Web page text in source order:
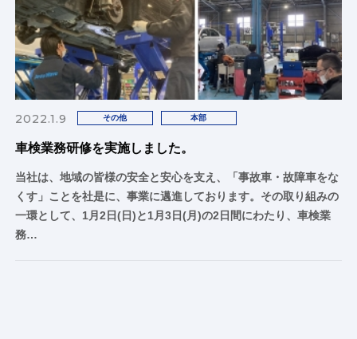
2022.1.9 その他 本部
車検業務研修を実施しました。
当社は、地域の皆様の安全と安心を支え、「事故車・故障車をな
くす」ことを社是に、事業に邁進しております。その取り組みの
一環として、1月2日(日)と1月3日(月)の2日間にわたり、車検業
務…